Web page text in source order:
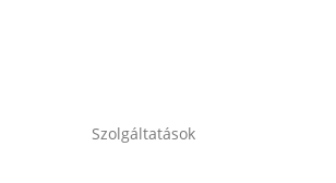
Szolgáltatások